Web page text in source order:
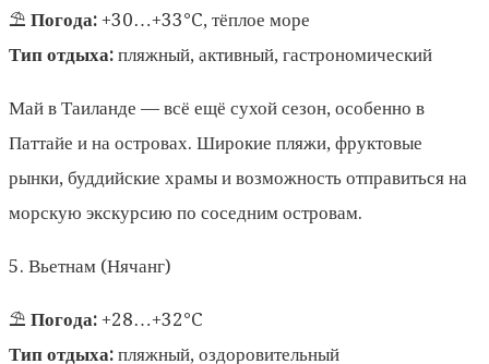
⛱️ Погода: +30…+33°C, тёплое море
Тип отдыха: пляжный, активный, гастрономический
Май в Таиланде — всё ещё сухой сезон, особенно в
Паттайе и на островах. Широкие пляжи, фруктовые
рынки, буддийские храмы и возможность отправиться на
морскую экскурсию по соседним островам.
5. Вьетнам (Нячанг)
⛱️ Погода: +28…+32°C
Тип отдыха: пляжный, оздоровительный